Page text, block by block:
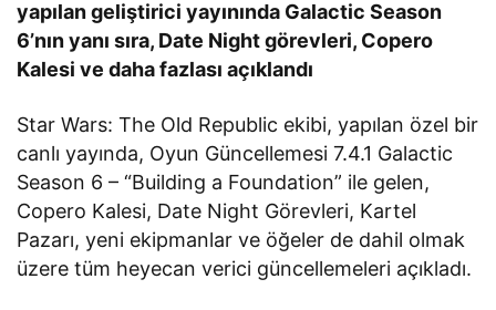
yapılan geliştirici yayınında Galactic Season
6’nın yanı sıra, Date Night görevleri, Copero
Kalesi ve daha fazlası açıklandı
Star Wars: The Old Republic ekibi, yapılan özel bir
canlı yayında, Oyun Güncellemesi 7.4.1 Galactic
Season 6 – “Building a Foundation” ile gelen,
Copero Kalesi, Date Night Görevleri, Kartel
Pazarı, yeni ekipmanlar ve öğeler de dahil olmak
üzere tüm heyecan verici güncellemeleri açıkladı.